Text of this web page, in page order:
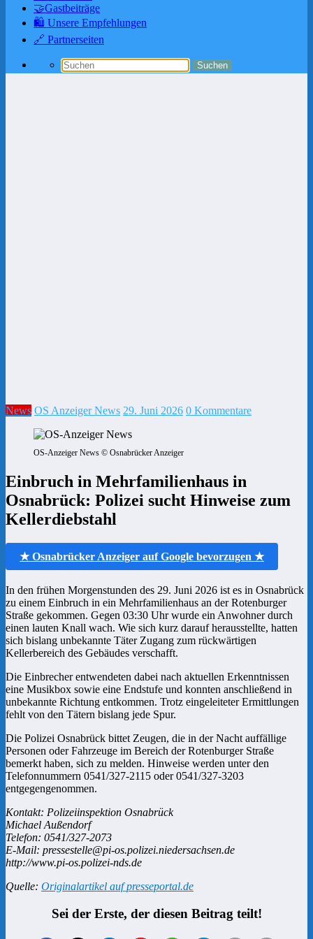
🤝Gastbeiträge
🛍️ Unsere Empfehlungen
🔗 Partnerseiten
News OS Anzeiger News 29. Juni 2026 0 Kommentare
OS-Anzeiger News © Osnabrücker Anzeiger
Einbruch in Mehrfamilienhaus in
Osnabrück: Polizei sucht Hinweise zum
Kellerdiebstahl
★ Osnabrücker Anzeiger auf Google bevorzugen ★
In den frühen Morgenstunden des 29. Juni 2026 ist es in Osnabrück
zu einem Einbruch in ein Mehrfamilienhaus an der Rotenburger
Straße gekommen. Gegen 03:30 Uhr wurde ein Anwohner durch
einen lauten Knall wach. Wie sich kurz darauf herausstellte, hatten
sich bislang unbekannte Täter Zugang zum rückwärtigen
Kellerbereich des Gebäudes verschafft.
Die Einbrecher entwendeten dabei nach aktuellen Erkenntnissen
eine Musikbox sowie eine Endstufe und konnten anschließend in
unbekannte Richtung entkommen. Trotz eingeleiteter Ermittlungen
fehlt von den Tätern bislang jede Spur.
Die Polizei Osnabrück bittet Zeugen, die in der Nacht auffällige
Personen oder Fahrzeuge im Bereich der Rotenburger Straße
bemerkt haben, sich zu melden. Hinweise werden unter den
Telefonnummern 0541/327-2115 oder 0541/327-3203
entgegengenommen.
Kontakt: Polizeiinspektion Osnabrück
Michael Außendorf
Telefon: 0541/327-2073
E-Mail: pressestelle@pi-os.polizei.niedersachsen.de
http://www.pi-os.polizei-nds.de
Quelle: Originalartikel auf presseportal.de
Sei der Erste, der diesen Beitrag teilt!